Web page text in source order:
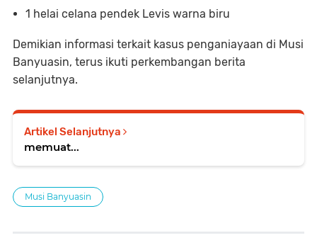
1 helai celana pendek Levis warna biru
Demikian informasi terkait kasus penganiayaan di Musi
Banyuasin, terus ikuti perkembangan berita
selanjutnya.
Artikel Selanjutnya
memuat...
Musi Banyuasin